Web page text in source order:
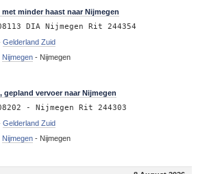
minder haast naar Nijmegen
DIA Nijmegen Rit 244354
Gelderland Zuid
Nijmegen- Nijmegen
gepland vervoer naar Nijmegen
- Nijmegen Rit 244303
Gelderland Zuid
Nijmegen- Nijmegen